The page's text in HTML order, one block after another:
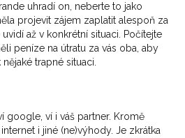
uhradí on, neberte to jako
projevit zájem zaplatit alespoň za
až v konkrétní situaci. Počítejte
peníze na útratu za vás oba, aby
trapné situaci.
google, ví i váš partner. Kromě
i jiné (ne)výhody. Je zkrátka